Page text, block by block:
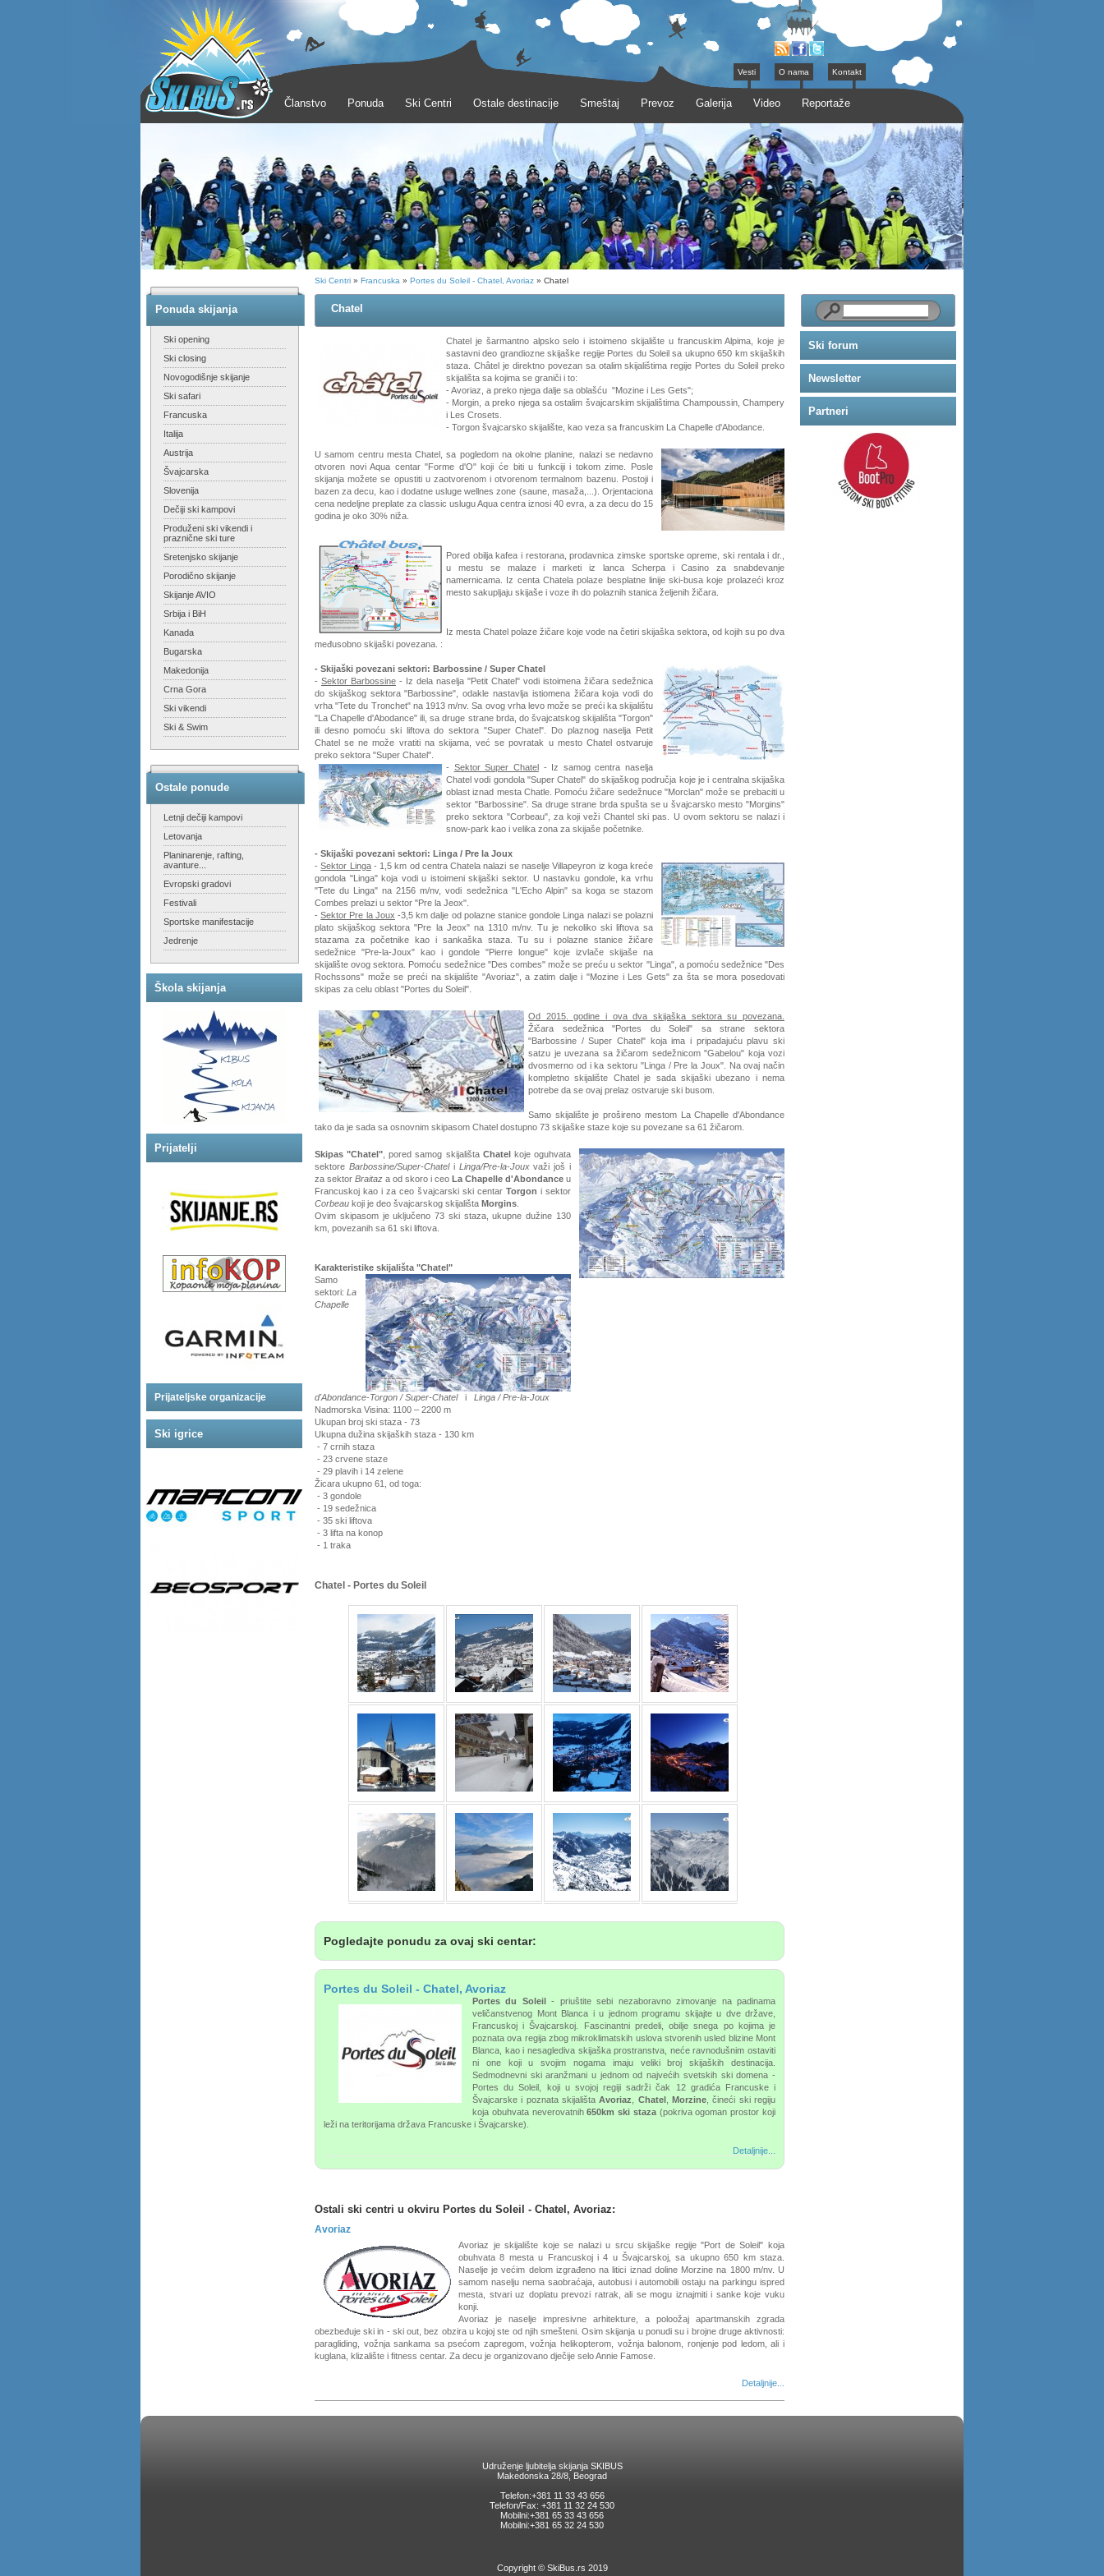
Vesti O nama Kontakt
Članstvo Ponuda Ski Centri Ostale destinacije Smeštaj Prevoz Galerija Video Reportaže
Ponuda skijanja
Ski opening
Ski closing
Novogodišnje skijanje
Ski safari
Francuska
Italija
Austrija
Švajcarska
Slovenija
Dečiji ski kampovi
Produženi ski vikendi i
praznične ski ture
Sretenjsko skijanje
Porodično skijanje
Skijanje AVIO
Srbija i BiH
Kanada
Bugarska
Makedonija
Crna Gora
Ski vikendi
Ski & Swim
Ostale ponude
Letnji dečiji kampovi
Letovanja
Planinarenje, rafting,
avanture...
Evropski gradovi
Festivali
Sportske manifestacije
Jedrenje
Škola skijanja
Prijatelji
Prijateljske organizacije
Ski igrice
Ski Centri » Francuska » Portes du Soleil - Chatel, Avoriaz » Chatel
Chatel
Chatel je šarmantno alpsko selo i istoimeno skijalište u francuskim Alpima, koje je
sastavni deo grandiozne skijaške regije Portes du Soleil sa ukupno 650 km skijaških
staza. Châtel je direktno povezan sa otalim skijalištima regije Portes du Soleil preko
skijališta sa kojima se graniči i to:
- Avoriaz, a preko njega dalje sa oblašću "Mozine i Les Gets";
- Morgin, a preko njega sa ostalim švajcarskim skijalištima Champoussin, Champery
i Les Crosets.
- Torgon švajcarsko skijalište, kao veza sa francuskim La Chapelle d'Abodance.
U samom centru mesta Chatel, sa pogledom na okolne planine, nalazi se nedavno
otvoren novi Aqua centar "Forme d'O" koji će biti u funkciji i tokom zime. Posle
skijanja možete se opustiti u zaotvorenom i otvorenom termalnom bazenu. Postoji i
bazen za decu, kao i dodatne usluge wellnes zone (saune, masaža,...). Orjentaciona
cena nedeljne preplate za classic uslugu Aqua centra iznosi 40 evra, a za decu do 15
godina je oko 30% niža.
Pored obilja kafea i restorana, prodavnica zimske sportske opreme, ski rentala i dr.,
u mestu se malaze i marketi iz lanca Scherpa i Casino za snabdevanje
namernicama. Iz centa Chatela polaze besplatne linije ski-busa koje prolazeći kroz
mesto sakupljaju skijaše i voze ih do polaznih stanica željenih žičara.
Iz mesta Chatel polaze žičare koje vode na četiri skijaška sektora, od kojih su po dva
međusobno skijaški povezana. :
- Skijaški povezani sektori: Barbossine / Super Chatel
- Sektor Barbossine - Iz dela naselja "Petit Chatel" vodi istoimena žičara sedežnica
do skijaškog sektora "Barbossine", odakle nastavlja istiomena žičara koja vodi do
vrha "Tete du Tronchet" na 1913 m/nv. Sa ovog vrha levo može se preći ka skijalištu
"La Chapelle d'Abodance" ili, sa druge strane brda, do švajcatskog skijališta "Torgon"
ili desno pomoću ski liftova do sektora "Super Chatel". Do plaznog naselja Petit
Chatel se ne može vratiti na skijama, već se povratak u mesto Chatel ostvaruje
preko sektora "Super Chatel".
- Sektor Super Chatel- Iz samog centra naselja
Chatel vodi gondola "Super Chatel" do skijaškog područja koje je i centralna skijaška
oblast iznad mesta Chatle. Pomoću žičare sedežnuce "Morclan" može se prebaciti u
sektor "Barbossine". Sa druge strane brda spušta se u švajcarsko mesto "Morgins"
preko sektora "Corbeau", za koji veži Chantel ski pas. U ovom sektoru se nalazi i
snow-park kao i velika zona za skijaše početnike.
- Skijaški povezani sektori: Linga / Pre la Joux
-Sektor Linga- 1,5 km od centra Chatela nalazi se naselje Villapeyron iz koga kreće
gondola "Linga" koja vodi u istoimeni skijaški sektor. U nastavku gondole, ka vrhu
"Tete du Linga" na 2156 m/nv, vodi sedežnica "L'Echo Alpin" sa koga se stazom
Combes prelazi u sektor "Pre la Jeox".
-Sektor Pre la Joux -3,5 km dalje od polazne stanice gondole Linga nalazi se polazni
plato skijaškog sektora "Pre la Jeox" na 1310 m/nv. Tu je nekoliko ski liftova sa
stazama za početnike kao i sankaška staza. Tu su i polazne stanice žičare
sedežnice "Pre-la-Joux" kao i gondole "Pierre longue" koje izvlače skijaše na
skijalište ovog sektora. Pomoću sedežnice "Des combes" može se preću u sektor "Linga", a pomoću sedežnice "Des
Rochssons" može se preći na skijalište "Avoriaz", a zatim dalje i "Mozine i Les Gets" za šta se mora posedovati
skipas za celu oblast "Portes du Soleil".
Od 2015. godine i ova dva skijaška sektora su povezana.
Žičara sedežnica "Portes du Soleil" sa strane sektora
"Barbossine / Super Chatel" koja ima i pripadajuću plavu ski
satzu je uvezana sa žičarom sedežnicom "Gabelou" koja vozi
dvosmerno od i ka sektoru "Linga / Pre la Joux". Na ovaj način
kompletno skijalište Chatel je sada skijaški ubezano i nema
potrebe da se ovaj prelaz ostvaruje ski busom.
Samo skijalište je prošireno mestom La Chapelle d'Abondance
tako da je sada sa osnovnim skipasom Chatel dostupno 73 skijaške staze koje su povezane sa 61 žičarom.
Skipas "Chatel" , pored samog skijališta Chatelkoje oguhvata
sektore Barbossine/Super-Chateli Linga/Pre-la-Jouxvaži još i
za sektor Braitaz a od skoro i ceo La Chapelle d'Abondance u
Francuskoj kao i za ceo švajcarski ski centar Torgon i sektor
Corbeau koji je deo švajcarskog skijališta Morgins
Ovim skipasom je uključeno 73 ski staza, ukupne dužine 130
km, povezanih sa 61 ski liftova.
Karakteristike skijališta "Chatel"
Samo
sektori: La
Chapelle
d'Abondance-Torgon / Super-Chateli Linga / Pre-la-Joux
Nadmorska Visina: 1100 – 2200 m
Ukupan broj ski staza - 73
Ukupna dužina skijaških staza - 130 km
- 7 crnih staza
- 23 crvene staze
- 29 plavih i 14 zelene
Žicara ukupno 61, od toga:
- 3 gondole
- 19 sedežnica
- 35 ski liftova
- 3 lifta na konop
- 1 traka
Chatel - Portes du Soleil
Pogledajte ponudu za ovaj ski centar:
Portes du Soleil - Chatel, Avoriaz
Portes du Soleil- priuštite sebi nezaboravno zimovanje na padinama
veličanstvenog Mont Blanca i u jednom programu skijajte u dve države,
Francuskoj i Švajcarskoj. Fascinantni predeli, obilje snega po kojima je
poznata ova regija zbog mikroklimatskih uslova stvorenih usled blizine Mont
Blanca, kao i nesaglediva skijaška prostranstva, neće ravnodušnim ostaviti
ni one koji u svojim nogama imaju veliki broj skijaških destinacija.
Sedmodnevni ski aranžmani u jednom od najvećih svetskih ski domena -
Portes du Soleil, koji u svojoj regiji sadrži čak 12 gradića Francuske i
Švajcarske i poznata skijalištaAvoriaz Chatel,Morzine , čineći ski regiju
koja obuhvata neverovatnih650km ski staza(pokriva ogoman prostor koji
leži na teritorijama država Francuske i Švajcarske).
Detaljnije...
Ostali ski centri u okviru Portes du Soleil - Chatel, Avoriaz:
Avoriaz
Avoriaz je skijalište koje se nalazi u srcu skijaške regije "Port de Soleil" koja
obuhvata 8 mesta u Francuskoj i 4 u Švajcarskoj, sa ukupno 650 km staza.
Naselje je većim delom izgrađeno na litici iznad doline Morzine na 1800 m/nv. U
samom naselju nema saobraćaja, autobusi i automobili ostaju na parkingu ispred
mesta, stvari uz doplatu prevozi ratrak, ali se mogu iznajmiti i sanke koje vuku
konji.
Avoriaz je naselje impresivne arhitekture, a poloožaj apartmanskih zgrada
obezbeđuje ski in - ski out, bez obzira u kojoj ste od njih smešteni. Osim skijanja u ponudi su i brojne druge aktivnosti:
paragliding, vožnja sankama sa psećom zapregom, vožnja helikopterom, vožnja balonom, ronjenje pod ledom, ali i
kuglana, klizalište i fitness centar. Za decu je organizovano dječije selo Annie Famose.
Detaljnije...
Ski forum
Newsletter
Partneri
Udruženje ljubitelja skijanja SKIBUS
Makedonska 28/8, Beograd
Telefon:+381 11 33 43 656
Telefon/Fax: +381 11 32 24 530
Mobilni:+381 65 33 43 656
Mobilni:+381 65 32 24 530
Copyright © SkiBus.rs 2019